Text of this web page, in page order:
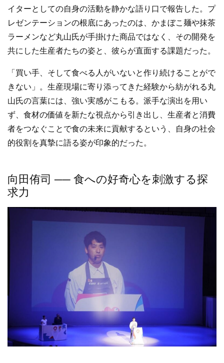
イターとしての自身の活動を静かな語り口で報告した。プ
レゼンテーションの根底にあったのは、かまぼこ麺や抹茶
ラーメンなど丸山氏が手掛けた商品ではなく、その開発を
共にした生産者たちの姿と、彼らが直面する課題だった。
「買い手、そして食べる人がいないと作り続けることがで
きない」。生産現場に寄り添ってきた経験から紡がれる丸
山氏の言葉には、強い実感がこもる。派手な演出を用い
ず、食材の価値を新たな視点から引き出し、生産者と消費
者をつなぐことで食の未来に貢献するという、自身の社会
的役割を真摯に語る姿が印象的だった。
向田侑司 ── 食への好奇心を刺激する探
求力